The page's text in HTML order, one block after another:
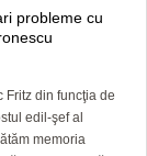
probleme cu
Fritz din funcţia de
edil-şef al
memoria